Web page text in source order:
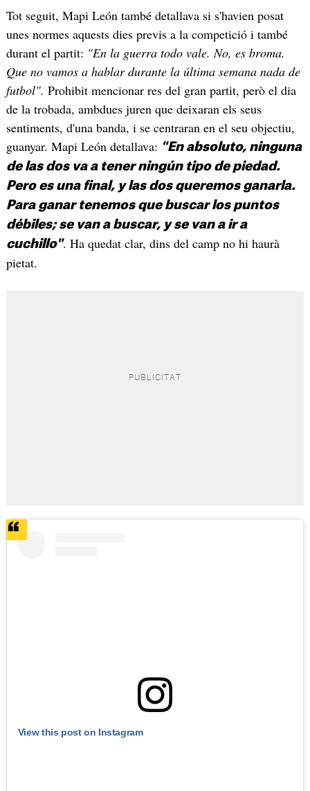
Tot seguit, Mapi León també detallava si s'havien posat
unes normes aquests dies previs a la competició i també
durant el partit: "En la guerra todo vale. No, es broma.
Que no vamos a hablar durante la última semana nada de
futbol". Prohibit mencionar res del gran partit, però el dia
de la trobada, ambdues juren que deixaran els seus
sentiments, d'una banda, i se centraran en el seu objectiu,
guanyar. Mapi León detallava: "En absoluto, ninguna
de las dos va a tener ningún tipo de piedad.
Pero es una final, y las dos queremos ganarla.
Para ganar tenemos que buscar los puntos
débiles; se van a buscar, y se van a ir a
cuchillo". Ha quedat clar, dins del camp no hi haurà
pietat.
View this post on Instagram